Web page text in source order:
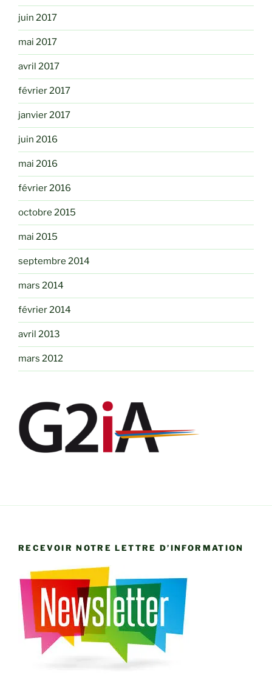
juin 2017
mai 2017
avril 2017
février 2017
janvier 2017
juin 2016
mai 2016
février 2016
octobre 2015
mai 2015
septembre 2014
mars 2014
février 2014
avril 2013
mars 2012
RECEVOIR NOTRE LETTRE D’INFORMATION